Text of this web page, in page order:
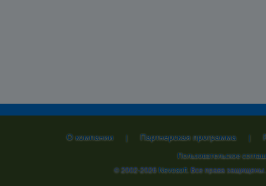
О компании | Партнерская программа |
Пользовательское
© 2002-2026Nevosoft. Все права защищены